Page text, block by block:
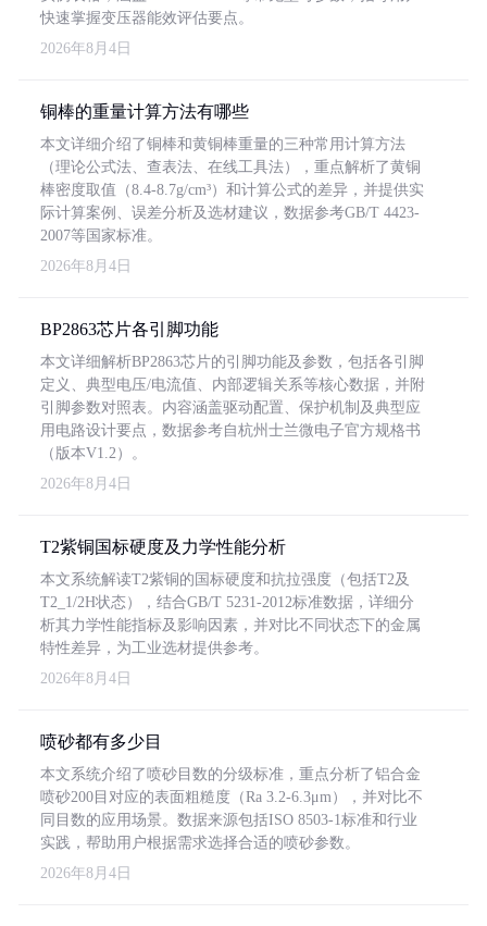
快速掌握变压器能效评估要点。
2026年8月4日
铜棒的重量计算方法有哪些
本文详细介绍了铜棒和黄铜棒重量的三种常用计算方法
（理论公式法、查表法、在线工具法），重点解析了黄铜
棒密度取值（8.4-8.7g/cm³）和计算公式的差异，并提供实
际计算案例、误差分析及选材建议，数据参考GB/T 4423-
2007等国家标准。
2026年8月4日
BP2863芯片各引脚功能
本文详细解析BP2863芯片的引脚功能及参数，包括各引脚
定义、典型电压/电流值、内部逻辑关系等核心数据，并附
引脚参数对照表。内容涵盖驱动配置、保护机制及典型应
用电路设计要点，数据参考自杭州士兰微电子官方规格书
（版本V1.2）。
2026年8月4日
T2紫铜国标硬度及力学性能分析
本文系统解读T2紫铜的国标硬度和抗拉强度（包括T2及
T2_1/2H状态），结合GB/T 5231-2012标准数据，详细分
析其力学性能指标及影响因素，并对比不同状态下的金属
特性差异，为工业选材提供参考。
2026年8月4日
喷砂都有多少目
本文系统介绍了喷砂目数的分级标准，重点分析了铝合金
喷砂200目对应的表面粗糙度（Ra 3.2-6.3μm），并对比不
同目数的应用场景。数据来源包括ISO 8503-1标准和行业
实践，帮助用户根据需求选择合适的喷砂参数。
2026年8月4日